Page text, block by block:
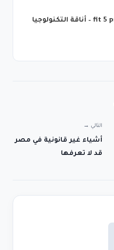
استكشف ساعة هواوي fit 5 pro – أناقة التكنولوجيا
التالي →
أشياء غير قانونية في مصر
قد لا تعرفها